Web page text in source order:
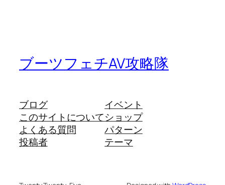
ブーツフェチAV攻略隊
ブログ
このサイトについて
よくある質問
投稿者
イベント
ショップ
パターン
テーマ